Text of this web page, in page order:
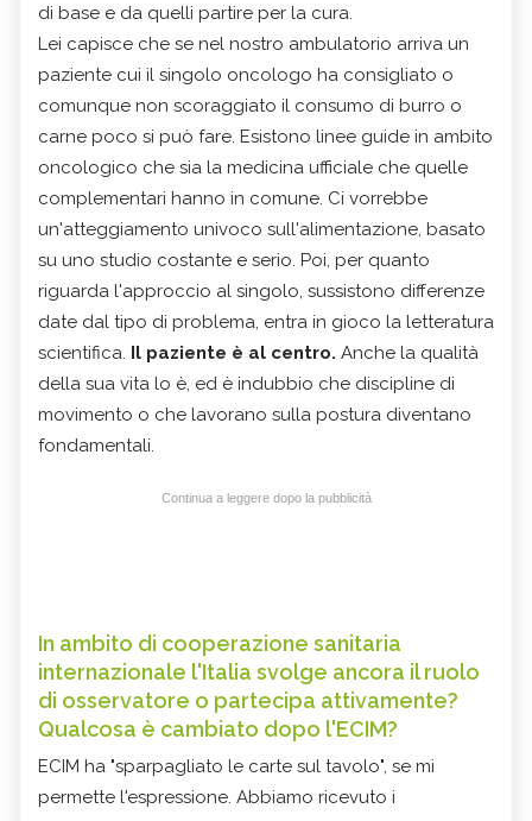
di base e da quelli partire per la cura.
Lei capisce che se nel nostro ambulatorio arriva un
paziente cui il singolo oncologo ha consigliato o
comunque non scoraggiato il consumo di burro o
carne poco si può fare. Esistono linee guide in ambito
oncologico che sia la medicina ufficiale che quelle
complementari hanno in comune. Ci vorrebbe
un'atteggiamento univoco sull'alimentazione, basato
su uno studio costante e serio. Poi, per quanto
riguarda l'approccio al singolo, sussistono differenze
date dal tipo di problema, entra in gioco la letteratura
scientifica. Il paziente è al centro. Anche la qualità
della sua vita lo è, ed è indubbio che discipline di
movimento o che lavorano sulla postura diventano
fondamentali.
Continua a leggere dopo la pubblicità
In ambito di cooperazione sanitaria
internazionale l'Italia svolge ancora il ruolo
di osservatore o partecipa attivamente?
Qualcosa è cambiato dopo l'ECIM?
ECIM ha "sparpagliato le carte sul tavolo", se mi
permette l'espressione. Abbiamo ricevuto i